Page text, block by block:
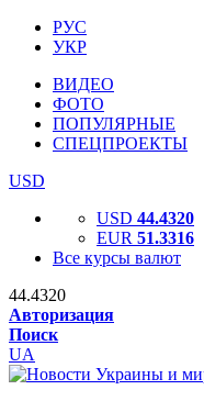
РУС
УКР
ВИДЕО
ФОТО
ПОПУЛЯРНЫЕ
СПЕЦПРОЕКТЫ
USD
USD 44.4320
EUR 51.3316
Все курсы валют
44.4320
Авторизация
Поиск
UA